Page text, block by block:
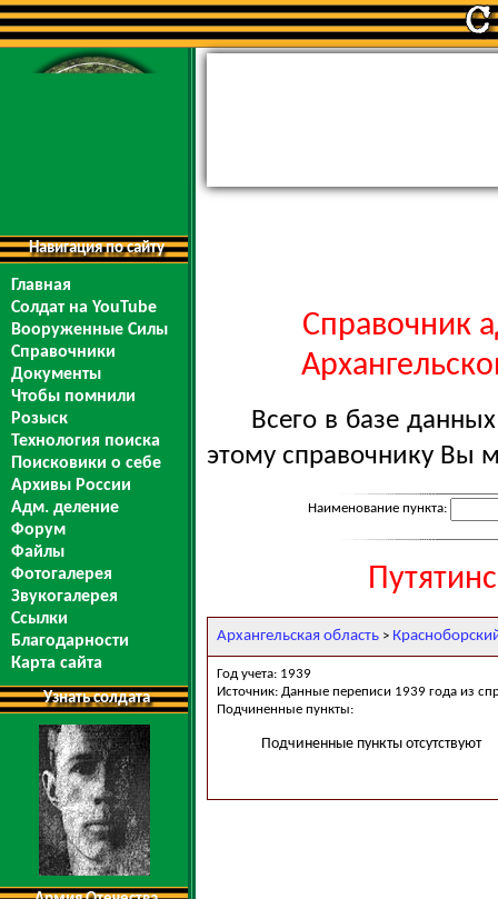
Навигация по сайту
Главная
Солдат на YouTube
Вооруженные Силы
Справочники
Документы
Чтобы помнили
Розыск
Технология поиска
Поисковики о себе
Архивы России
Адм. деление
Форум
Файлы
Фотогалерея
Звукогалерея
Ссылки
Благодарности
Карта сайта
Узнать солдата
Справочник
Всего в базе
этому справочнику Вы
Наименование пункта:
Архангельская область >
Год учета: 1939
Источник: Данные переписи 1939 года из
Подчиненные пункты:
Подчиненные пункты отсутствуют